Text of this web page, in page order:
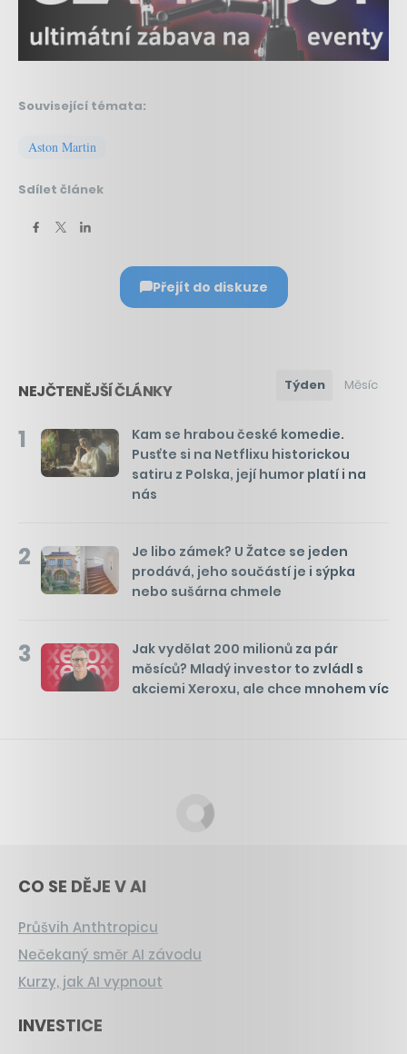
Související témata:
Aston Martin
Sdílet článek
Přejít do diskuze
NEJČTENĚJŠÍ ČLÁNKY Týden Měsíc
1
Kam se hrabou české komedie.
Pusťte si na Netflixu historickou
satiru z Polska, její humor platí i na
nás
2
Je libo zámek? U Žatce se jeden
prodává, jeho součástí je i sýpka
nebo sušárna chmele
3
Jak vydělat 200 milionů za pár
měsíců? Mladý investor to zvládl s
akciemi Xeroxu, ale chce mnohem víc
CO SE DĚJE V AI
Průšvih Anthtropicu
Nečekaný směr AI závodu
Kurzy, jak AI vypnout
INVESTICE